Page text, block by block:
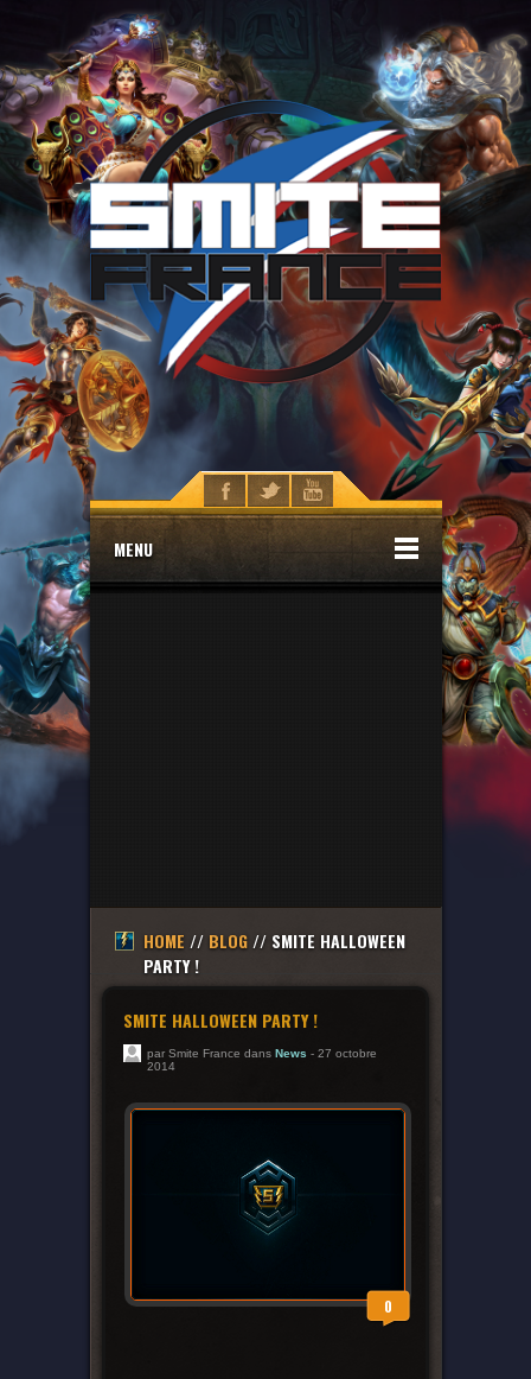
MENU
HOME // BLOG// SMITE HALLOWEEN
PARTY !
SMITE HALLOWEEN PARTY !
par Smite France dans News - 27 octobre
2014
0